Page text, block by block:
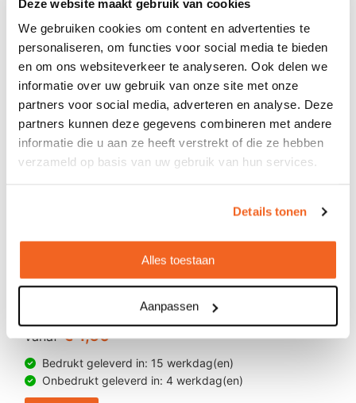
Deze website maakt gebruik van cookies
We gebruiken cookies om content en advertenties te
personaliseren, om functies voor social media te bieden
en om ons websiteverkeer te analyseren. Ook delen we
informatie over uw gebruik van onze site met onze
partners voor social media, adverteren en analyse. Deze
partners kunnen deze gegevens combineren met andere
informatie die u aan ze heeft verstrekt of die ze hebben
verzameld op basis van uw gebruik van hun services.
Details tonen
Alles toestaan
Aanpassen
Anti-stress octopus sleutelhanger
vanaf € 1,60
Bedrukt geleverd in: 15 werkdag(en)
Onbedrukt geleverd in: 4 werkdag(en)